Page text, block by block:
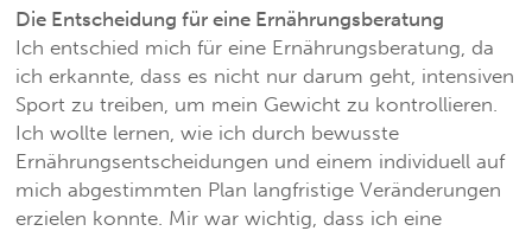
Die Entscheidung für eine Ernährungsberatung
Ich entschied mich für eine Ernährungsberatung, da
ich erkannte, dass es nicht nur darum geht, intensiven
Sport zu treiben, um mein Gewicht zu kontrollieren.
Ich wollte lernen, wie ich durch bewusste
Ernährungsentscheidungen und einem individuell auf
mich abgestimmten Plan langfristige Veränderungen
erzielen konnte. Mir war wichtig, dass ich eine